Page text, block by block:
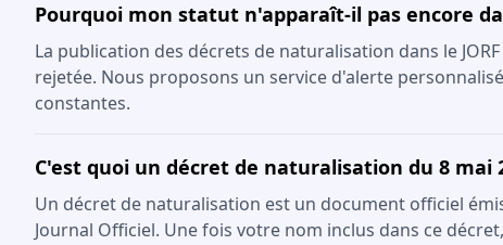
Pourquoi mon statut n'apparaît-il pas encore
La publication des décrets de naturalisation dans le
rejetée. Nous proposons un service d'alerte
constantes.
C'est quoi un décret de naturalisation du 8 mai
Un décret de naturalisation est un document officiel
Journal Officiel. Une fois votre nom inclus dans ce